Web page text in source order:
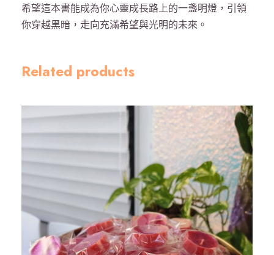
希望這本書能成為你心靈成長路上的一盞明燈，引領
你穿越黑暗，走向充滿希望與光明的未來。
Related products